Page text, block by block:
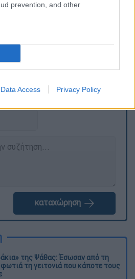
prevention, and other
Data Access Privacy Policy
τα προσβλητικά σχόλια θα
καταχώρηση
της Ψάθας: Έσωσαν από τη
τη γειτονιά που κάποτε τους